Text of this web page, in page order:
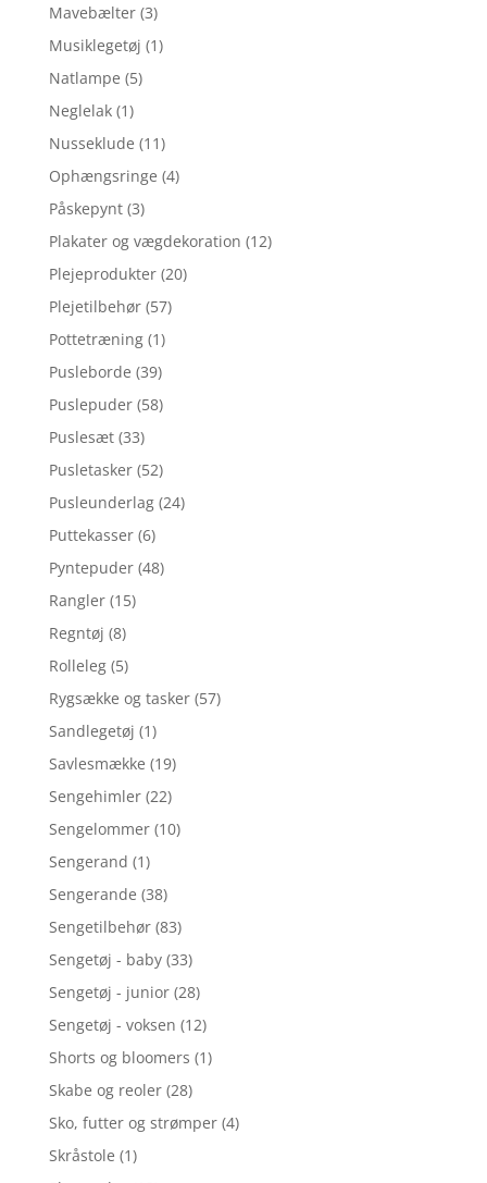
Mavebælter (3)
Musiklegetøj (1)
Natlampe (5)
Neglelak (1)
Nusseklude (11)
Ophængsringe (4)
Påskepynt (3)
Plakater og vægdekoration (12)
Plejeprodukter (20)
Plejetilbehør (57)
Pottetræning (1)
Pusleborde (39)
Puslepuder (58)
Puslesæt (33)
Pusletasker (52)
Pusleunderlag (24)
Puttekasser (6)
Pyntepuder (48)
Rangler (15)
Regntøj (8)
Rolleleg (5)
Rygsække og tasker (57)
Sandlegetøj (1)
Savlesmække (19)
Sengehimler (22)
Sengelommer (10)
Sengerand (1)
Sengerande (38)
Sengetilbehør (83)
Sengetøj - baby (33)
Sengetøj - junior (28)
Sengetøj - voksen (12)
Shorts og bloomers (1)
Skabe og reoler (28)
Sko, futter og strømper (4)
Skråstole (1)